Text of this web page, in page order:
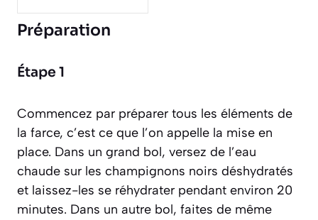
Préparation
Étape 1
Commencez par préparer tous les éléments de
la farce, c’est ce que l’on appelle la mise en
place. Dans un grand bol, versez de l’eau
chaude sur les champignons noirs déshydratés
et laissez-les se réhydrater pendant environ 20
minutes. Dans un autre bol, faites de même